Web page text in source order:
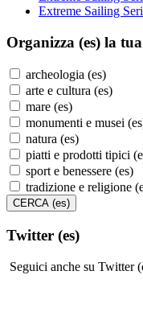
Extreme Sailing
Organizza (es) la
archeologia (es)
arte e cultura (es)
mare (es)
monumenti e musei
natura (es)
piatti e prodotti tipici
sport e benessere (es)
tradizione e religione
Twitter (es)
Seguici anche su Twitter